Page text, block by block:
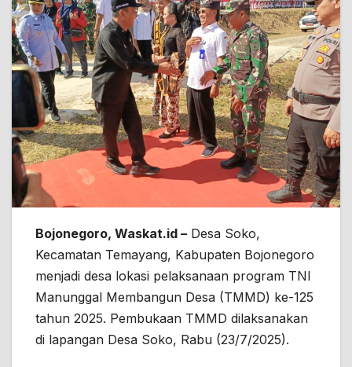
Bojonegoro, Waskat.id – Desa Soko,
Kecamatan Temayang, Kabupaten Bojonegoro
menjadi desa lokasi pelaksanaan program TNI
Manunggal Membangun Desa (TMMD) ke-125
tahun 2025. Pembukaan TMMD dilaksanakan
di lapangan Desa Soko, Rabu (23/7/2025).